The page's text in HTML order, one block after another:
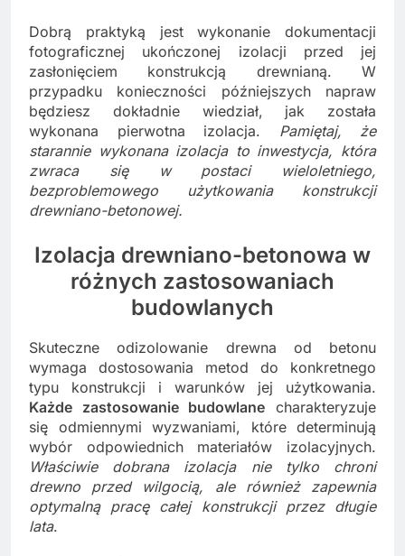
Dobrą praktyką jest wykonanie dokumentacji
fotograficznej ukończonej izolacji przed jej
zasłonięciem konstrukcją drewnianą. W
przypadku konieczności późniejszych napraw
będziesz dokładnie wiedział, jak została
wykonana pierwotna izolacja. Pamiętaj, że
starannie wykonana izolacja to inwestycja, która
zwraca się w postaci wieloletniego,
bezproblemowego użytkowania konstrukcji
drewniano-betonowej.
Izolacja drewniano-betonowa w
różnych zastosowaniach
budowlanych
Skuteczne odizolowanie drewna od betonu
wymaga dostosowania metod do konkretnego
typu konstrukcji i warunków jej użytkowania.
Każde zastosowanie budowlane charakteryzuje
się odmiennymi wyzwaniami, które determinują
wybór odpowiednich materiałów izolacyjnych.
Właściwie dobrana izolacja nie tylko chroni
drewno przed wilgocią, ale również zapewnia
optymalną pracę całej konstrukcji przez długie
lata.